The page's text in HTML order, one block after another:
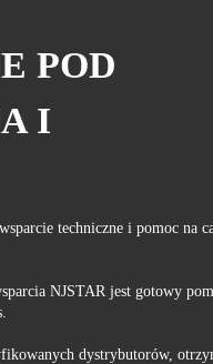
POD
I
techniczne i pomoc na
NJSTAR jest gotowy
dystrybutorów,